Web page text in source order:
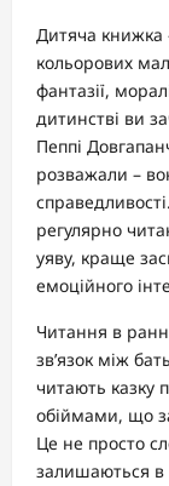
Дитяча книжка
кольорових
фантазії,
дитинстві ви
Пеппі
розважали –
регулярно
уяву, краще
емоційного
Читання в
зв’язок між
читають казку
обіймами, що
Це не просто
залишаються в